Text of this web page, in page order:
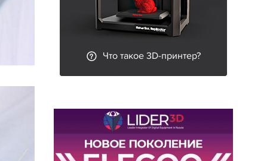
Что такое 3D-принтер?